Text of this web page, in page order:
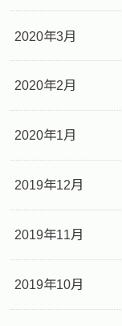
2020年3月
2020年2月
2020年1月
2019年12月
2019年11月
2019年10月